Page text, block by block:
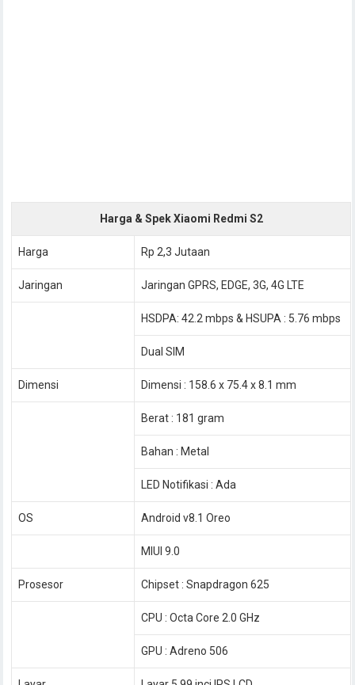
Harga & Spek Xiaomi Redmi S2
Harga Rp 2,3 Jutaan
Jaringan Jaringan GPRS, EDGE, 3G, 4G LTE
HSDPA: 42.2 mbps & HSUPA : 5.76 mbps
Dual SIM
Dimensi Dimensi : 158.6 x 75.4 x 8.1 mm
Berat : 181 gram
Bahan : Metal
LED Notifikasi : Ada
OS Android v8.1 Oreo
MIUI 9.0
Prosesor Chipset : Snapdragon 625
CPU : Octa Core 2.0 GHz
GPU : Adreno 506